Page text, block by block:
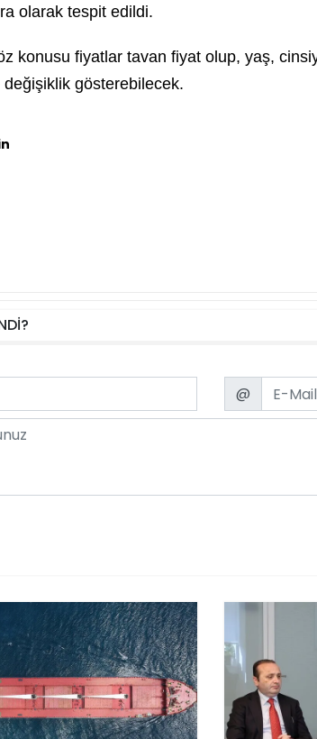
olarak tespit edildi.
konusu fiyatlar tavan fiyat olup, yaş,
değişiklik gösterebilecek.
Email
@